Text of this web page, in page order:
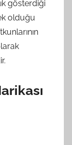
gösterdiği
olduğu